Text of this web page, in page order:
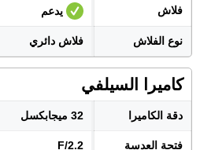
فلاش يدعم
نوع الفلاش فلاش دائري
كاميرا السيلفي
دقة الكاميرا 32 ميجابكسل
فتحة العدسة F/2.2